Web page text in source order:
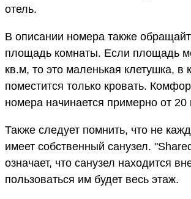
отель.
В описании номера также
площадь комнаты. Если площадь
кв.м, то это маленькая клетушка, в
поместится только кровать.
номера начинается примерно от 20
Также следует помнить, что не
имеет собственный санузел.
означает, что санузел находится
пользоваться им будет весь этаж.